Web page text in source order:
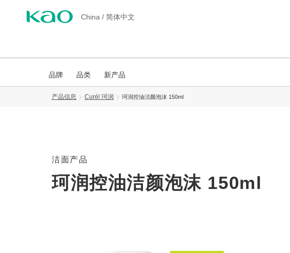
China / 简体中文
品牌 品类 新产品
产品信息 Curél 珂润 珂润控油洁颜泡沫 150ml
洁面产品
珂润控油洁颜泡沫 150ml